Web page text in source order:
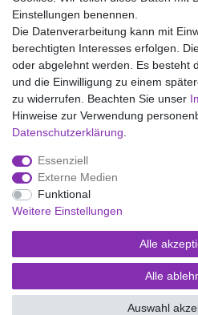
Kostenloser
14 Tage
Impressum
Widerrufs­recht
Einstellungen benennen.
Die Datenverarbeitung kann mit
berechtigten Interesses erfolgen.
oder abgelehnt werden. Es besteht
und die Einwilligung zu einem
zu widerrufen. Beachten Sie unser
Hinweise zur Verwendung
Daten­schutz­erklärung
Essenziell
Externe Medien
Funktional
Weitere Einstellungen
Alle
Alle
Auswahl